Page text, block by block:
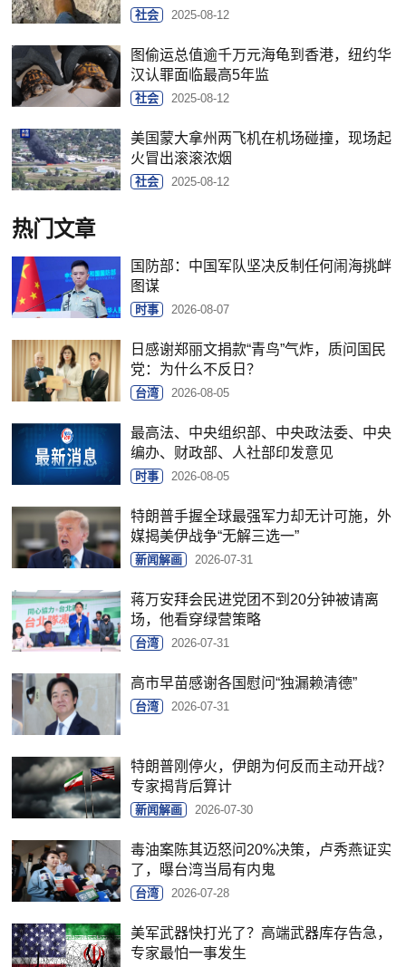
社会 2025-08-12
图偷运总值逾千万元海龟到香港，纽约华
汉认罪面临最高5年监
社会 2025-08-12
美国蒙大拿州两飞机在机场碰撞，现场起
火冒出滚滚浓烟
社会 2025-08-12
热门文章
国防部：中国军队坚决反制任何闹海挑衅
图谋
时事 2026-08-07
日感谢郑丽文捐款“青鸟”气炸，质问国民
党：为什么不反日？
台湾 2026-08-05
最高法、中央组织部、中央政法委、中央
编办、财政部、人社部印发意见
时事 2026-08-05
特朗普手握全球最强军力却无计可施，外
媒揭美伊战争“无解三选一”
新闻解画 2026-07-31
蒋万安拜会民进党团不到20分钟被请离
场，他看穿绿营策略
台湾 2026-07-31
高市早苗感谢各国慰问“独漏赖清德”
台湾 2026-07-31
特朗普刚停火，伊朗为何反而主动开战？
专家揭背后算计
新闻解画 2026-07-30
毒油案陈其迈怒问20%决策，卢秀燕证实
了，曝台湾当局有内鬼
台湾 2026-07-28
美军武器快打光了？高端武器库存告急，
专家最怕一事发生